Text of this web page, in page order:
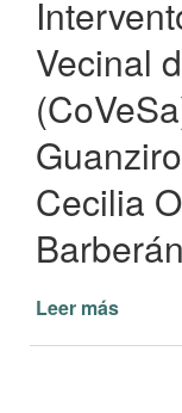
Vecinal
Cecilia
Leer más